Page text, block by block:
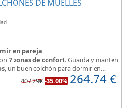
en pareja
7 zonas de confort. Guarda y manten
, un buen colchón para dormir en
su tejido 3D y la gran
407.29€ -35.00% 264.74€